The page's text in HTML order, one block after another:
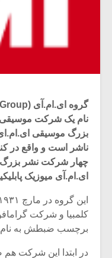
نام یک شرکت موسیقی
بزرگ موسیقی
ناشر است و واقع در
چهار شرکت نشر بزرگ
ای.‌ام‌.آی میوزیک
کلمبیا و شرکت
برچسب ضبطش به نام
در ابتدا این شرکت